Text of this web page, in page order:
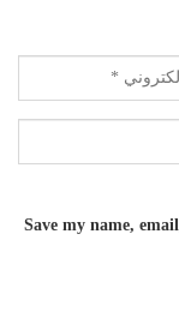
Save my name,